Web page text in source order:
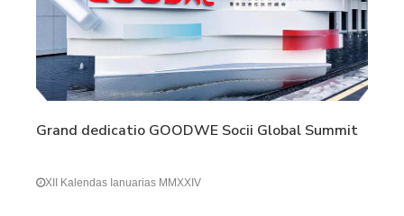
Grand dedicatio GOODWE Socii Global Summit
XII Kalendas Ianuarias MMXXIV